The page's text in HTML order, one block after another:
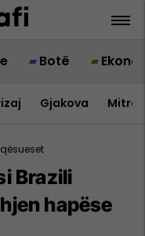
Botë
Gjakova
Brazili
hapëse